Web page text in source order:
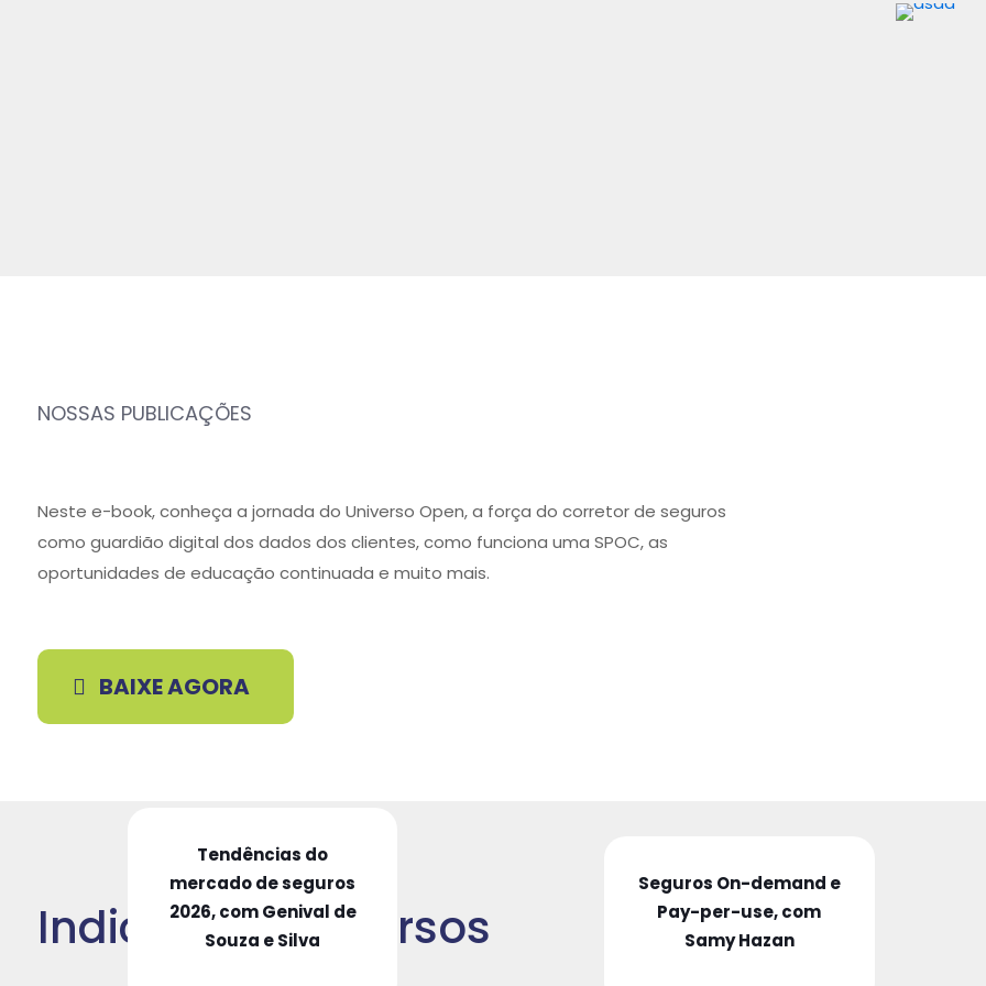
NOSSAS PUBLICAÇÕES
Neste e-book, conheça a jornada do Universo Open, a força do corretor de seguros
como guardião digital dos dados dos clientes, como funciona uma SPOC, as
oportunidades de educação continuada e muito mais.
BAIXE AGORA
Indicação de Cursos
Tendências do
mercado de seguros
2026, com Genival de
Souza e Silva
Seguros On-demand e
Pay-per-use, com
Samy Hazan